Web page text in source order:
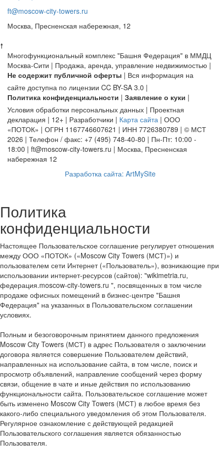
ft@moscow-city-towers.ru
Москва, Пресненская набережная, 12
🠕
Многофункциональный комплекс "Башня Федерация" в ММДЦ
Москва-Сити | Продажа, аренда, управление недвижимостью |
Не содержит публичной оферты | Вся информация на
сайте доступна по лицензии CC BY-SA 3.0 |
Политика конфиденциальности | Заявление о куки |
Условия обработки персональных данных | Проектная
декларация | 12+ | Разработчики | Карта сайта | ООО
«ПОТОК» | ОГРН 1167746607621 | ИНН 7726380789 | © МСТ
2026 | Телефон / факс: +7 (495) 748-40-80 | Пн-Пт: 10:00 -
18:00 | ft@moscow-city-towers.ru | Москва, Пресненская
набережная 12
Разработка сайта: ArtMySite
Политика
конфиденциальности
Настоящее Пользовательское соглашение регулирует отношения
между ООО «ПОТОК» («Moscow City Towers (МСТ)») и
пользователем сети Интернет («Пользователь»), возникающие при
использовании интернет-ресурсов (сайтов): "wikimetria.ru,
федерация.moscow-city-towers.ru ", посвященных в том числе
продаже офисных помещений в бизнес-центре "Башня
Федерация" на указанных в Пользовательском соглашении
условиях.
Полным и безоговорочным принятием данного предложения
Moscow City Towers (МСТ) в адрес Пользователя о заключении
договора является совершение Пользователем действий,
направленных на использование сайта, в том числе, поиск и
просмотр объявлений, направление сообщений через форму
связи, общение в чате и иные действия по использованию
функциональности сайта. Пользовательское соглашение может
быть изменено Moscow City Towers (МСТ) в любое время без
какого-либо специального уведомления об этом Пользователя.
Регулярное ознакомление с действующей редакцией
Пользовательского соглашения является обязанностью
Пользователя.